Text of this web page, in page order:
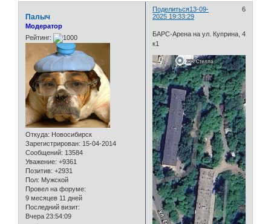
Поделиться 6
13-09-
2025 19:33:29
Палыч
Модератор
Рейтинг:
Откуда: Новосибирск
Зарегистрирован: 15-04-2014
Сообщений: 13584
Уважение: +9361
Позитив: +2931
Пол: Мужской
Провел на форуме:
9 месяцев 11 дней
Последний визит:
Вчера 23:54:09
БАРС-Арена на ул. Куприна, 4
к1